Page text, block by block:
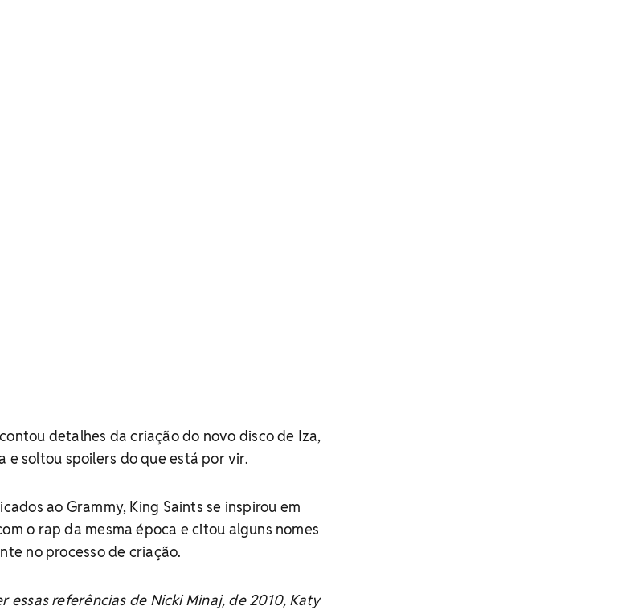
detalhes da criação do novo disco de Iza,
e soltou spoilers do que está por vir.
ao Grammy, King Saints se inspirou em
o rap da mesma época e citou alguns nomes
no processo de criação.
essas referências de Nicki Minaj, de 2010, Katy